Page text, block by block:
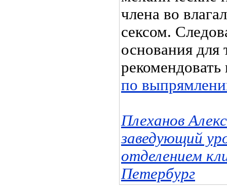
члена во
сексом.
основания для
по
Плеханов
заведующий
отделением
Петербург